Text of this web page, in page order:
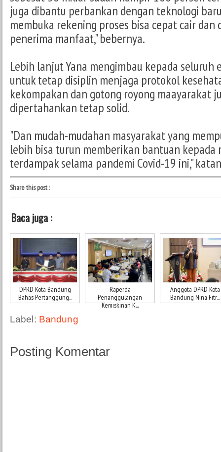
juga dibantu perbankan dengan teknologi
membuka rekening proses bisa cepat cair
penerima manfaat," bebernya.
Lebih lanjut Yana mengimbau kepada seluruh
untuk tetap disiplin menjaga protokol
kekompakan dan gotong royong maayarakat
dipertahankan tetap solid.
"Dan mudah-mudahan masyarakat yang
lebih bisa turun memberikan bantuan kepada
terdampak selama pandemi Covid-19 ini,"
Share this post:
Baca juga :
DPRD Kota Bandung
Bahas Pertanggung...
Raperda
Penanggulangan
Kemiskinan K...
Anggota DPRD Kota
Bandung Nina Fitr...
Label: Bandung
Posting Komentar